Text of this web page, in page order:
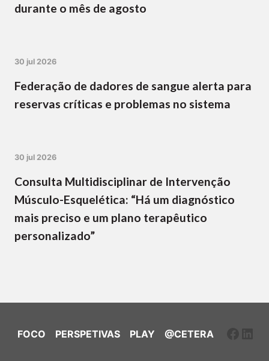
durante o mês de agosto
30 jul 2026
Federação de dadores de sangue alerta para
reservas críticas e problemas no sistema
30 jul 2026
Consulta Multidisciplinar de Intervenção
Músculo-Esquelética: “Há um diagnóstico
mais preciso e um plano terapêutico
personalizado”
FOCO PERSPETIVAS PLAY @CETERA